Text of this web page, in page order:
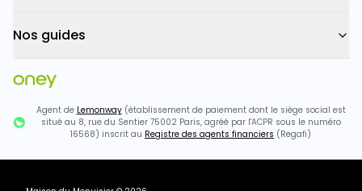
Nos guides
Agent de Lemonway(établissement de paiement dont le siège social est
situé au 8, rue du Sentier 75002 Paris, agréé par l'ACPR sous le numéro
16568) inscrit au Registre des agents financiers (Regafi)